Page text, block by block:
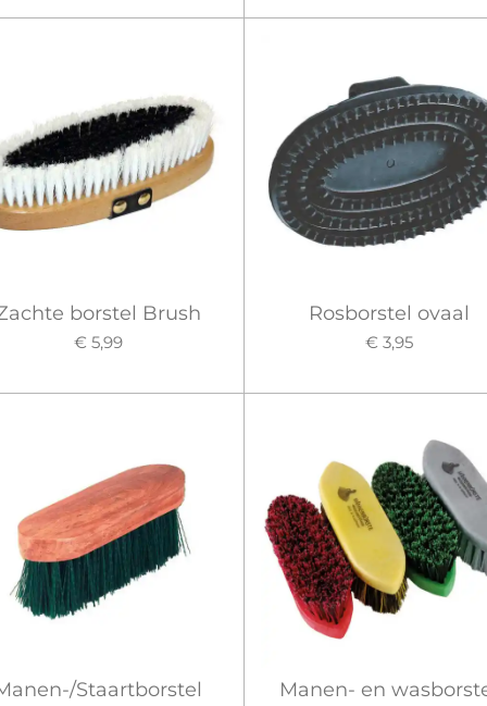
borstel Brush
€ 5,99
Rosborstel ovaal
€ 3,95
Staartborstel Manen- en